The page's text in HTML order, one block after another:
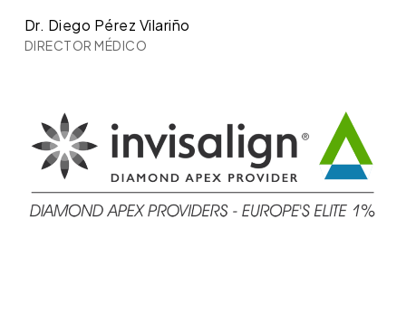
Dr. Diego Pérez Vilariño
DIRECTOR MÉDICO